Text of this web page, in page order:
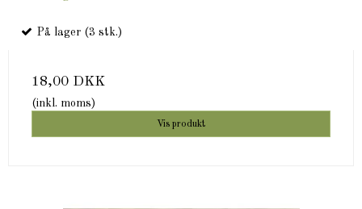
På lager (3 stk.)
18,00 DKK
(inkl. moms)
Vis produkt